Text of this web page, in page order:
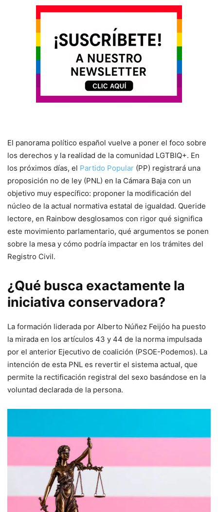
El panorama político español vuelve a poner el foco sobre
los derechos y la realidad de la comunidad LGTBIQ+. En
los próximos días, el Partido Popular (PP) registrará una
proposición no de ley (PNL) en la Cámara Baja con un
objetivo muy específico: proponer la modificación del
núcleo de la actual normativa estatal de igualdad. Queride
lectore, en Rainbow desglosamos con rigor qué significa
este movimiento parlamentario, qué argumentos se ponen
sobre la mesa y cómo podría impactar en los trámites del
Registro Civil.
¿Qué busca exactamente la
iniciativa conservadora?
La formación liderada por Alberto Núñez Feijóo ha puesto
la mirada en los artículos 43 y 44 de la norma impulsada
por el anterior Ejecutivo de coalición (PSOE-Podemos). La
intención de esta PNL es revertir el sistema actual, que
permite la rectificación registral del sexo basándose en la
voluntad declarada de la persona.